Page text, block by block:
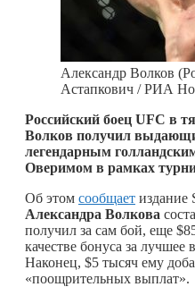
Александр Волков
Астапкович / РИА
Российский боец UFC в
Волков получил
легендарным
Оверимом в рамках
Об этом сообщает издание
Александра Волкова
получил за сам бой, еще
качестве бонуса за лучшее
Наконец, $5 тысяч ему
«поощрительных выплат».